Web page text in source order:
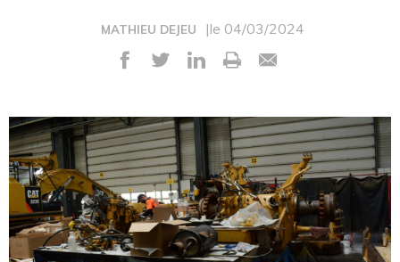
MATHIEU DEJEU |le 04/03/2024